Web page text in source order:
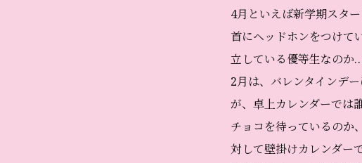
4月といえば新学期スタ
首にヘッドホンをつけて
立している優等生なのか
2月は、バレンタインデ
が、卓上カレンダーでは
チョコを待っているのか
対して壁掛けカレンダー